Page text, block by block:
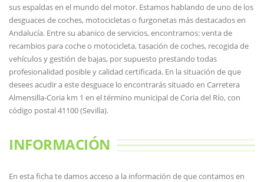
sus espaldas en el mundo del motor. Estamos hablando de uno de los
desguaces de coches, motocicletas o furgonetas más destacados en
Andalucía. Entre su abanico de servicios, encontramos: venta de
recambios para coche o motocicleta, tasación de coches, recogida de
vehículos y gestión de bajas, por supuesto prestando todas
profesionalidad posible y calidad certificada. En la situación de que
desees acudir a este desguace lo encontrarás situado en Carretera
Almensilla-Coria km 1 en el término municipal de Coria del Río, con
código postal 41100 (Sevilla).
INFORMACIÓN
En esta ficha te damos acceso a la información de que contamos en